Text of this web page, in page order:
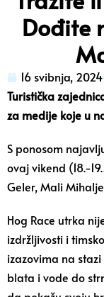
Dođite
16 svibnja, 2024
Turistička
za medije koje u
S ponosom
ovaj vikend (18.-
Geler, Mali
Hog Race utrka
izdržljivosti i
izazovima na
blata i vode do